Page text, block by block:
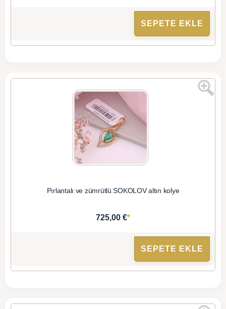
SEPETE EKLE
Pırlantalı ve zümrütlü SOKOLOV altın kolye
725,00 €*
SEPETE EKLE